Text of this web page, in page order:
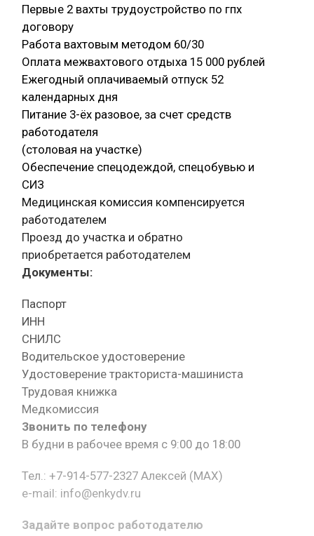
Первые 2 вахты трудоустройство по гпх
договору
Работа вахтовым методом 60/30
Оплата межвахтового отдыха 15 000 рублей
Ежегодный оплачиваемый отпуск 52
календарных дня
Питание 3-ёх разовое, за счет средств
работодателя
(столовая на участке)
Обеспечение спецодеждой, спецобувью и
СИЗ
Медицинская комиссия компенсируется
работодателем
Проезд до участка и обратно
приобретается работодателем
Документы:
Паспорт
ИНН
СНИЛС
Водительское удостоверение
Удостоверение тракториста-машиниста
Трудовая книжка
Медкомиссия
Звонить по телефону
В будни в рабочее время с 9:00 до 18:00
Тел.: +7-914-577-2327 Алексей (MAX)
e-mail: info@enkydv.ru
Задайте вопрос работодателю